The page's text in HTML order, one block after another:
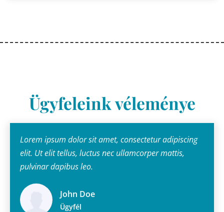
Ügyfeleink véleménye
Lorem ipsum dolor sit amet, consectetur adipiscing
elit. Ut elit tellus, luctus nec ullamcorper mattis,
pulvinar dapibus leo.
John Doe
Ügyfél